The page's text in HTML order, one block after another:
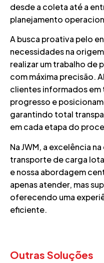
desde a coleta até a
planejamento
A busca proativa pelo
necessidades na
realizar um trabalho de
com máxima precisão.
clientes informados em
progresso e
garantindo total
em cada etapa do
Na JWM, a excelência
transporte de carga
e nossa abordagem
apenas atender, mas
oferecendo uma
eficiente.
Outras Soluções